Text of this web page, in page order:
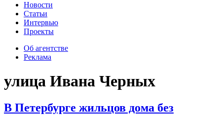
Новости
Статьи
Интервью
Проекты
Об агентстве
Реклама
улица Ивана Черных
В Петербурге жильцов дома без